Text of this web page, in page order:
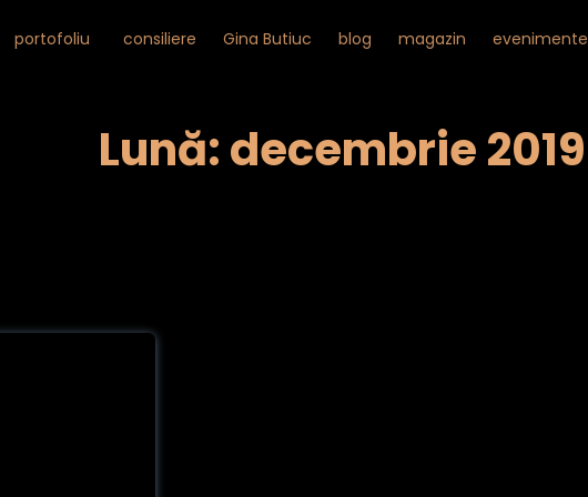
portofoliu consiliere Gina Butiuc blog magazin evenimente
Lună: decembrie 2019